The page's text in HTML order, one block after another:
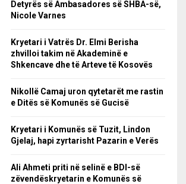
Detyrës së Ambasadores së SHBA-së,
Nicole Varnes
Kryetari i Vatrës Dr. Elmi Berisha
zhvilloi takim në Akademinë e
Shkencave dhe të Arteve të Kosovës
Nikollë Camaj uron qytetarët me rastin
e Ditës së Komunës së Gucisë
Kryetari i Komunës së Tuzit, Lindon
Gjelaj, hapi zyrtarisht Pazarin e Verës
Ali Ahmeti priti në selinë e BDI-së
zëvendëskryetarin e Komunës së